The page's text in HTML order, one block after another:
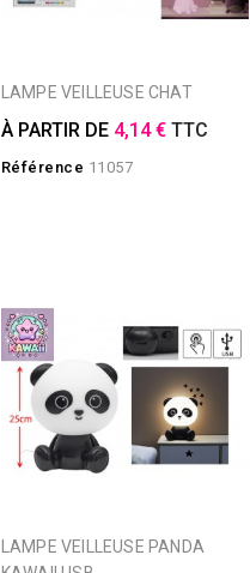
LAMPE VEILLEUSE CHAT
À PARTIR DE 4,14 € TTC
Référence 11057
LAMPE VEILLEUSE PANDA